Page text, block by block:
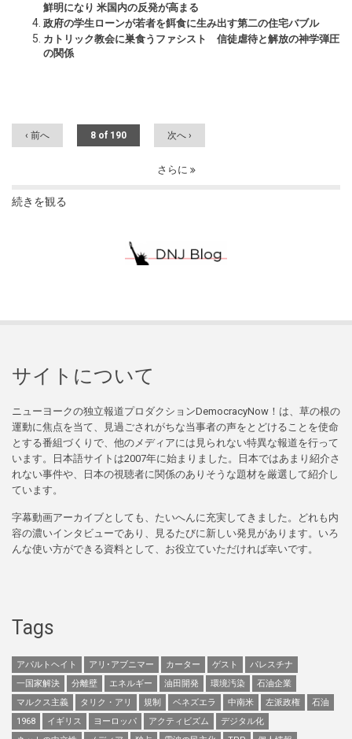
鮮明になり 米国内の反発が高まる
政府の学生ローンが若者を餌食に生み出す第二の住宅バブル
カトリック教会に巣食うファシスト 信徒虐待と解放の神学弾圧
の関係
‹ 前へ 8 of 190 次へ ›
さらに
続きを観る
サイトについて
ニューヨークの独立報道プロダクションDemocracyNow！は、草の根の
運動に焦点を当て、見過ごされがちな当事者の声をとどけることを使命
とする番組づくりで、他のメディアには見られない特異な報道を行って
います。日本語サイトは2007年に始まりました。日本ではあまり紹介さ
れない事件や、日本の視聴者に関係のありそうな題材を厳選して紹介し
ています。
字幕動画アーカイブとしても、たいへんに充実してきました。どれも内
容の濃いインタビューであり、見るたびに新しい発見があります。いろ
んな使い方ができる資料として、お役立ていただければ幸いです。
Tags
アパルトヘイト アリ･アブニマー カーター ゲスト
パレスチナ
一国家解決
分離壁 エネルギー 油田開発 環境汚染
石油企業
マルクス主義
タリク・アリ 規制 ベネズエラ 中南米 左派政権
石油
1968
イギリス ヨーロッパ アクティビズム
デジタル化